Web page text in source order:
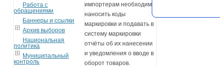
Работа с
обращениями
Баннеры и ссылки
Архив выборов
Национальная
политика
Муниципальный
контроль
импортерам необходимо
наносить коды
маркировки и подавать в
систему маркировки
отчёты об их нанесении
и уведомления о вводе в
оборот товаров.